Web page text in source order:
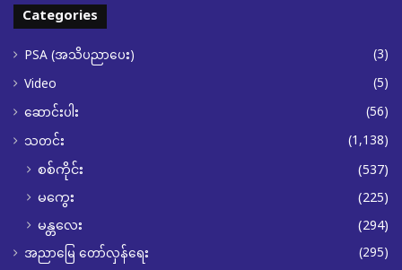
Categories
PSA (အသိပညာပေး)
(3)
Video
(5)
ဆောင်းပါး
(56)
သတင်း
(1,138)
စစ်ကိုင်း
(537)
မကွေး
(225)
မန္တလေး
(294)
အညာမြေ တော်လှန်ရေး (295)